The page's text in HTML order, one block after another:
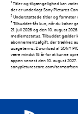
1 Titler og tilgængelighed kan
der er underlagt Sony Pictures
2 Understøttede titler og formater
3 Tilbuddet fås kun, når du køber
21. juli 2026 og den 10. august
medlemsstatus. Tilbuddet gælder
abonnementsafgift, der trækkes
usageterms. Download af SONY
være mindst 18 år for at kunne
appen senest den 10. august
sonypicturescore.com/